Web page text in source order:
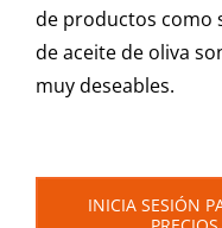
de productos como
de aceite de oliva
muy deseables.
INICIA SESIÓN